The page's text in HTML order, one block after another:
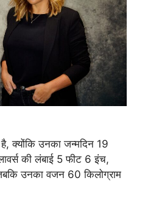
क्योंकि उनका जन्मदिन 19
की लंबाई 5 फीट 6 इंच,
उनका वजन 60 किलोग्राम